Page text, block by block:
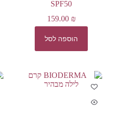
SPF50
159.00 ₪
הוספה לסל